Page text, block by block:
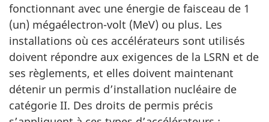
fonctionnant avec une énergie de faisceau de 1
(un) mégaélectron-volt (MeV) ou plus. Les
installations où ces accélérateurs sont utilisés
doivent répondre aux exigences de la LSRN et de
ses règlements, et elles doivent maintenant
détenir un permis d’installation nucléaire de
catégorie II. Des droits de permis précis